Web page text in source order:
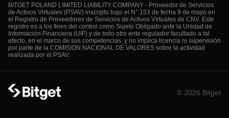
BITGET POLAND LIMITED LIABILITY COMPANY - Proveedor de Servicios
de Activos Virtuales (PSAV) inscripto bajo el N° 153 de fecha 9 de mayo en
el Registro de Proveedores de Servicios de Activos Virtuales de CNV. Este
registro es a los fines del control como Sujeto Obligado ante la Unidad de
Información Financiera (UIF) y de todo otro ente regulador facultado a tal
efecto, en el marco de sus competencias, y no implica licencia ni supervisión
por parte de la COMISIÓN NACIONAL DE VALORES sobre la actividad
realizada por el PSAV.
© 2026 Bitget